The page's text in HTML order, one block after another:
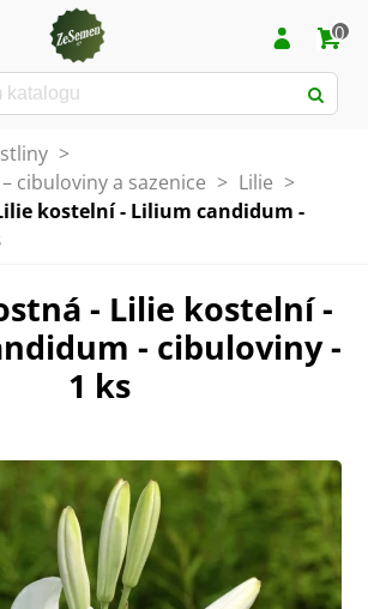
0
>
cibuloviny a sazenice > Lilie >
kostelní - Lilium candidum -
- Lilie kostelní -
- cibuloviny -
1 ks